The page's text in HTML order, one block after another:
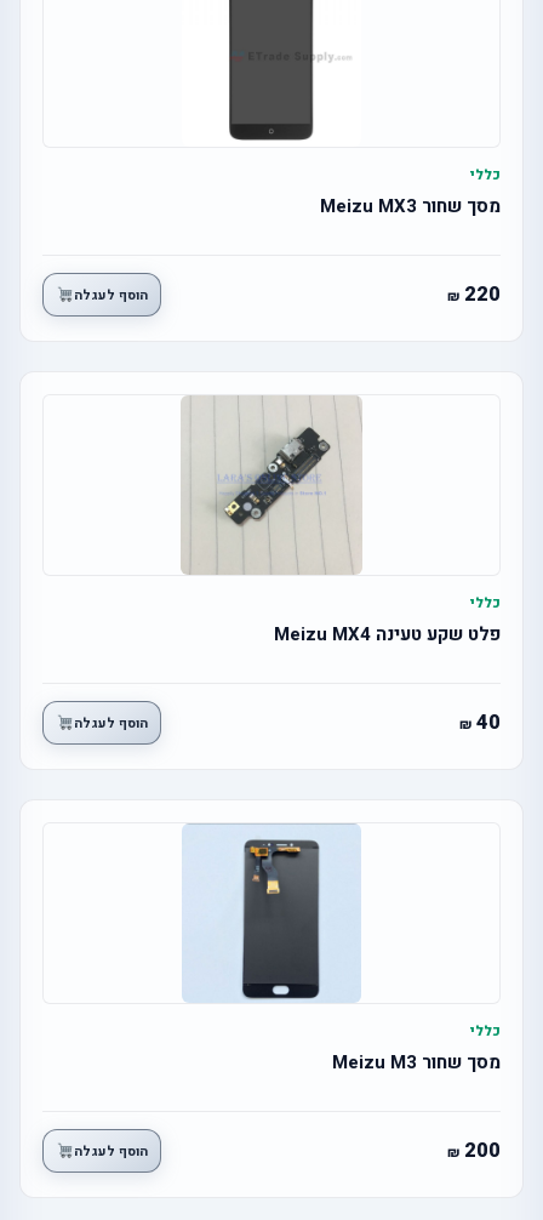
כללי
מסך שחור Meizu MX3
220 הוסף לעגלה
כללי
פלט שקע טעינה Meizu MX4
40 הוסף לעגלה
כללי
מסך שחור Meizu M3
200 הוסף לעגלה